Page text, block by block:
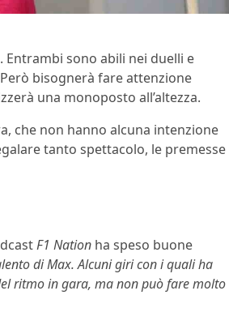
sono abili nei duelli e
bisognerà fare attenzione
una monoposto all’altezza.
che non hanno alcuna intenzione
tanto spettacolo, le premesse
F1 Nation ha speso buone
di Max. Alcuni giri con i quali ha
ritmo in gara, ma non può fare molto